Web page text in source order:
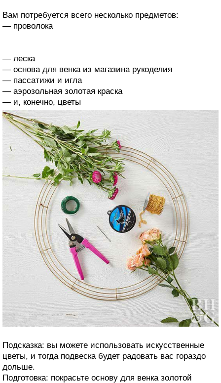
Вам потребуется всего несколько предметов:
— проволока
— леска
— основа для венка из магазина рукоделия
— пассатижи и игла
— аэрозольная золотая краска
— и, конечно, цветы
Подсказка: вы можете использовать искусственные
цветы, и тогда подвеска будет радовать вас гораздо
дольше.
Подготовка: покрасьте основу для венка золотой